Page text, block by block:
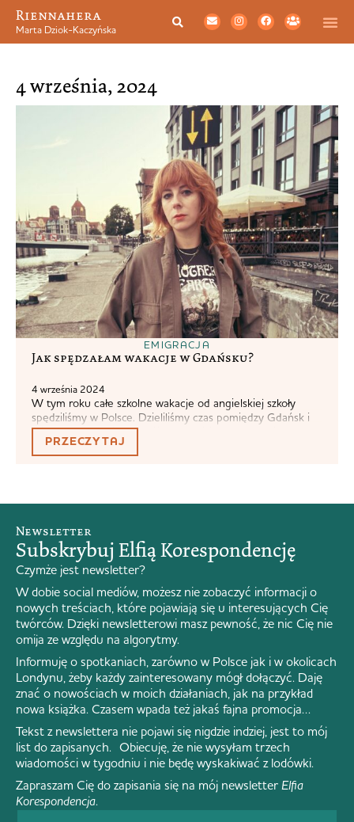
Riennahera
Marta Dziok-Kaczyńska
4 września, 2024
EMIGRACJA
Jak spędzałam wakacje w Gdańsku?
4 września 2024
W tym roku całe szkolne wakacje od angielskiej szkoły
spędziliśmy w Polsce. Dzieliliśmy czas pomiędzy Gdańsk i
Mikoszewo na Mierzei Wiślanej. Dzisiaj chcę pokrótce
opisać co robiliśmy spędzając wakacje w Gdańsku.
Urodziłam się w Gdańsku i spędziłam w nim, z pewnymi
PRZECZYTAJ
Newsletter
Subskrybuj Elfią Korespondencję
Czymże jest newsletter?
W dobie social mediów, możesz nie zobaczyć informacji o
nowych treściach, które pojawiają się u interesujących Cię
twórców. Dzięki newsletterowi masz pewność, że nic Cię nie
omija ze względu na algorytmy.
Informuję o spotkaniach, zarówno w Polsce jak i w okolicach
Londynu, żeby każdy zainteresowany mógł dołączyć. Daję
znać o nowościach w moich działaniach, jak na przykład
nowa książka. Czasem wpada też jakaś fajna promocja…
Tekst z newslettera nie pojawi się nigdzie indziej, jest to mój
list do zapisanych. Obiecuję, że nie wysyłam trzech
wiadomości w tygodniu i nie będę wyskakiwać z lodówki.
Zapraszam Cię do zapisania się na mój newsletter Elfia
Korespondencja.